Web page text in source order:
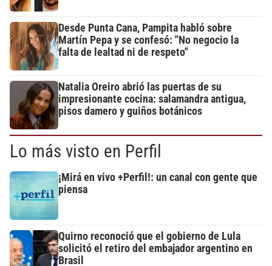
Desde Punta Cana, Pampita habló sobre
Martín Pepa y se confesó: "No negocio la
falta de lealtad ni de respeto"
Natalia Oreiro abrió las puertas de su
impresionante cocina: salamandra antigua,
pisos damero y guiños botánicos
Lo más visto en Perfil
¡Mirá en vivo +Perfil!: un canal con gente que
piensa
Quirno reconoció que el gobierno de Lula
solicitó el retiro del embajador argentino en
Brasil